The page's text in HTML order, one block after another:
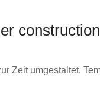
construction
Zeit umgestaltet.